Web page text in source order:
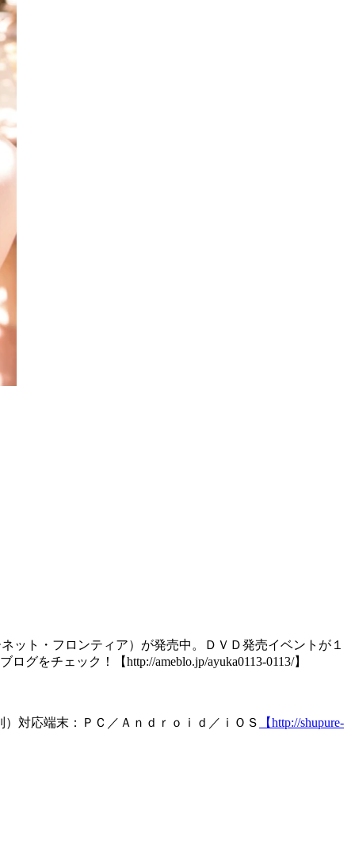
ト・フロンティア）が発売中。ＤＶＤ発売イベントが１
をチェック！【http://ameblo.jp/ayuka0113-0113/】
対応端末：ＰＣ／Ａｎｄｒｏｉｄ／ｉＯＳ 【http://shupure-